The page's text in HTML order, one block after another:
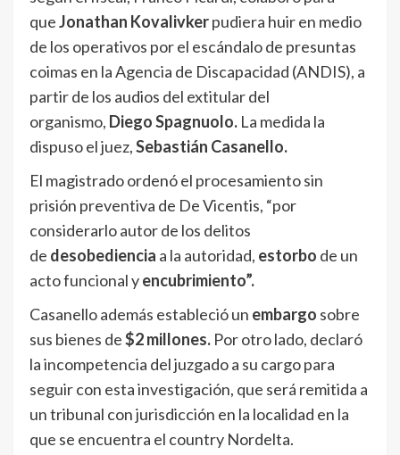
queJonathan Kovalivkerpudiera huir en medio
de los operativos por el escándalo de presuntas
coimas en la Agencia de Discapacidad (ANDIS), a
partir de los audios del extitular del
organismo, Diego Spagnuolo. La medida la
dispuso el juez,Sebastián Casanello.
El magistrado ordenó el procesamiento sin
prisión preventiva de De Vicentis, “por
considerarlo autor de los delitos
de desobediencia a la autoridad, estorbo de un
acto funcional yencubrimiento”.
Casanello además estableció un embargo sobre
sus bienes de$2 millones. Por otro lado, declaró
la incompetencia del juzgado a su cargo para
seguir con esta investigación, que será remitida a
un tribunal con jurisdicción en la localidad en la
que se encuentra el country Nordelta.